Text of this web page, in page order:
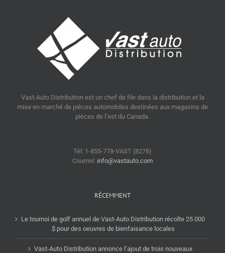
Vast-Auto Distribution est un chef de file dans la distribution et la
mise en marché de pièces automobiles destinées aux magasins de
pièces de l’est du Canada.
Tél: 1-855-778-VAST (8278)
Courriel: info@vastauto.com
RÉCEMMENT
Le tournoi de golf annuel de Vast-Auto Distribution récolte 25 000
$ pour des oeuvres de bienfaisance locales
Vast-Auto Distribution annonce l’ajout de trois nouveaux